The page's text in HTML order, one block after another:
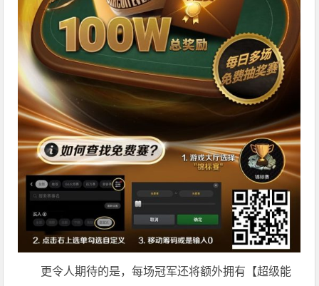
更令人期待的是，每场冠军还将额外拥有【超级能